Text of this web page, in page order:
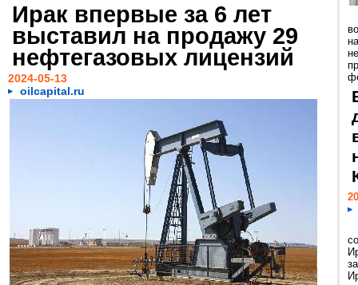
Ирак впервые за 6 лет
выставил на продажу 29
нефтегазовых лицензий
2024-05-13
oilcapital.ru